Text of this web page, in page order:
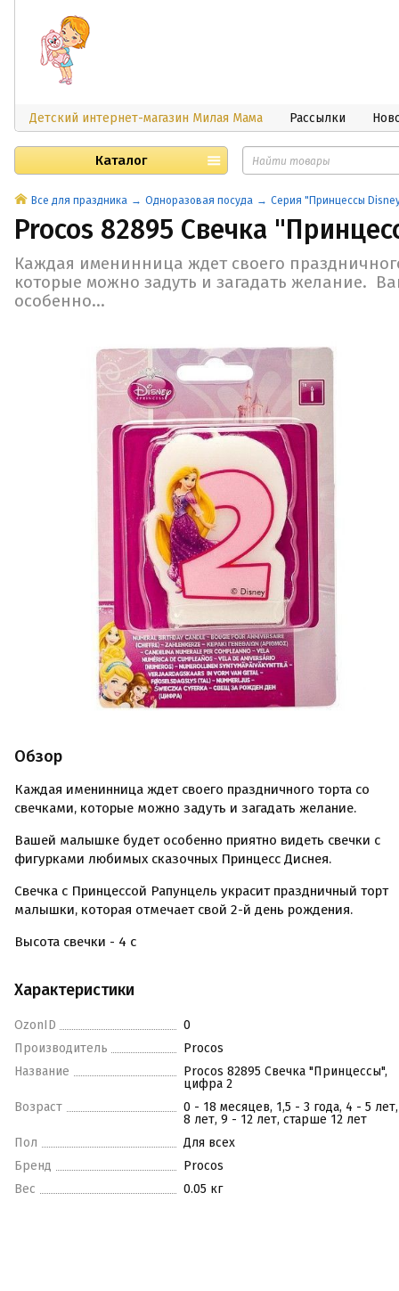
Детский интернет-магазин Милая Мама Рассылки
Каталог
Все для праздника Одноразовая посуда Серия "Принцессы
Procos 82895 Свечка
Каждая именинница ждет своего
которые можно задуть и загадать желание.
особенно...
Обзор
Каждая именинница ждет своего праздничного торта со
свечками, которые можно задуть и загадать желание.
Вашей малышке будет особенно приятно видеть свечки с
фигурками любимых сказочных Принцесс Диснея.
Свечка с Принцессой Рапунцель украсит праздничный торт
малышки, которая отмечает свой 2-й день рождения.
Высота свечки - 4 с
Характеристики
OzonID
0
Производитель
Procos
Название
Procos 82895 Свечка "Принцессы",
цифра 2
Возраст
0 - 18 месяцев, 1,5 - 3 года, 4 - 5
8 лет, 9 - 12 лет, старше 12 лет
Пол
Для всех
Бренд
Procos
Вес
0.05 кг